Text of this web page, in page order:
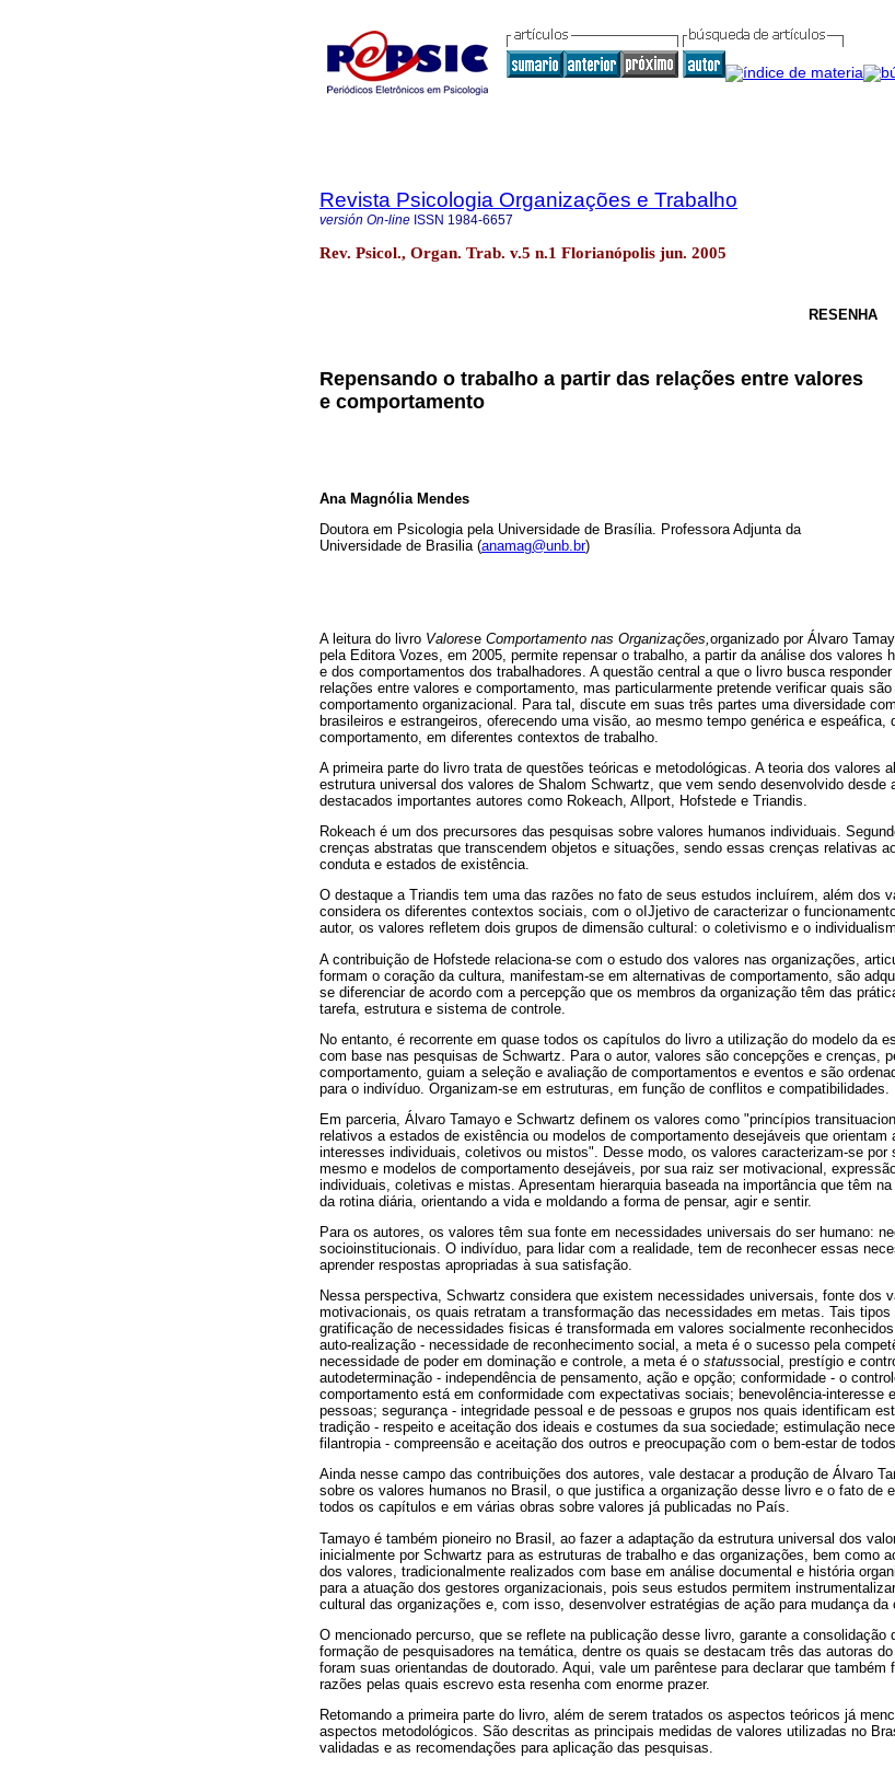
Revista Psicologia Organizações e Trabalho
versión On-line ISSN 1984-6657
Rev. Psicol., Organ. Trab. v.5 n.1 Florianópolis jun. 2005
RESENHA
Repensando o trabalho a partir das relações entre valores
e comportamento
Ana Magnólia Mendes
Doutora em Psicologia pela Universidade de Brasília. Professora Adjunta da
Universidade de Brasilia (anamag@unb.br)
A leitura do livro Valorese Comportamento nas Organizações, organizado por Álvaro
pela Editora Vozes, em 2005, permite repensar o trabalho, a partir da análise dos valores
e dos comportamentos dos trabalhadores. A questão central a que o livro busca
relações entre valores e comportamento, mas particularmente pretende verificar quais
comportamento organizacional. Para tal, discute em suas três partes uma diversidade
brasileiros e estrangeiros, oferecendo uma visão, ao mesmo tempo genérica e espeáfica,
comportamento, em diferentes contextos de trabalho.
A primeira parte do livro trata de questões teóricas e metodológicas. A teoria dos valores
estrutura universal dos valores de Shalom Schwartz, que vem sendo desenvolvido desde
destacados importantes autores como Rokeach, Allport, Hofstede e Triandis.
Rokeach é um dos precursores das pesquisas sobre valores humanos individuais.
crenças abstratas que transcendem objetos e situações, sendo essas crenças relativas
conduta e estados de existência.
O destaque a Triandis tem uma das razões no fato de seus estudos incluírem, além dos
considera os diferentes contextos sociais, com o oIJjetivo de caracterizar o
autor, os valores refletem dois grupos de dimensão cultural: o coletivismo e o
A contribuição de Hofstede relaciona-se com o estudo dos valores nas organizações,
formam o coração da cultura, manifestam-se em alternativas de comportamento, são
se diferenciar de acordo com a percepção que os membros da organização têm das
tarefa, estrutura e sistema de controle.
No entanto, é recorrente em quase todos os capítulos do livro a utilização do modelo da
com base nas pesquisas de Schwartz. Para o autor, valores são concepções e crenças,
comportamento, guiam a seleção e avaliação de comportamentos e eventos e são
para o indivíduo. Organizam-se em estruturas, em função de conflitos e compatibilidades.
Em parceria, Álvaro Tamayo e Schwartz definem os valores como "princípios
relativos a estados de existência ou modelos de comportamento desejáveis que orientam
interesses individuais, coletivos ou mistos". Desse modo, os valores caracterizam-se
mesmo e modelos de comportamento desejáveis, por sua raiz ser motivacional,
individuais, coletivas e mistas. Apresentam hierarquia baseada na importância que têm
da rotina diária, orientando a vida e moldando a forma de pensar, agir e sentir.
Para os autores, os valores têm sua fonte em necessidades universais do ser humano:
socioinstitucionais. O indivíduo, para lidar com a realidade, tem de reconhecer essas
aprender respostas apropriadas à sua satisfação.
Nessa perspectiva, Schwartz considera que existem necessidades universais, fonte dos
motivacionais, os quais retratam a transformação das necessidades em metas. Tais
gratificação de necessidades fisicas é transformada em valores socialmente
auto-realização - necessidade de reconhecimento social, a meta é o sucesso pela
necessidade de poder em dominação e controle, a meta é o statussocial, prestígio e
autodeterminação - independência de pensamento, ação e opção; conformidade - o
comportamento está em conformidade com expectativas sociais; benevolência-interesse
pessoas; segurança - integridade pessoal e de pessoas e grupos nos quais identificam
tradição - respeito e aceitação dos ideais e costumes da sua sociedade; estimulação
filantropia - compreensão e aceitação dos outros e preocupação com o bem-estar de
Ainda nesse campo das contribuições dos autores, vale destacar a produção de Álvaro
sobre os valores humanos no Brasil, o que justifica a organização desse livro e o fato de
todos os capítulos e em várias obras sobre valores já publicadas no País.
Tamayo é também pioneiro no Brasil, ao fazer a adaptação da estrutura universal dos
inicialmente por Schwartz para as estruturas de trabalho e das organizações, bem como
dos valores, tradicionalmente realizados com base em análise documental e história
para a atuação dos gestores organizacionais, pois seus estudos permitem
cultural das organizações e, com isso, desenvolver estratégias de ação para mudança da
O mencionado percurso, que se reflete na publicação desse livro, garante a consolidação
formação de pesquisadores na temática, dentre os quais se destacam três das autoras
foram suas orientandas de doutorado. Aqui, vale um parêntese para declarar que
razões pelas quais escrevo esta resenha com enorme prazer.
Retomando a primeira parte do livro, além de serem tratados os aspectos teóricos já
aspectos metodológicos. São descritas as principais medidas de valores utilizadas no
validadas e as recomendações para aplicação das pesquisas.